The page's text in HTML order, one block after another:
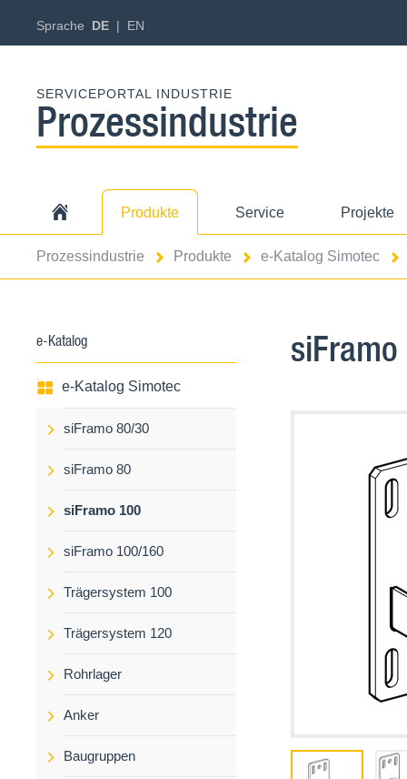
Sprache DE EN
SERVICEPORTAL INDUSTRIE
Prozessindustrie
Produkte Service Projekte
Prozessindustrie Produkte e-Katalog Simotec
e-Katalog
e-Katalog Simotec
siFramo 80/30
siFramo 80
siFramo 100
siFramo 100/160
Trägersystem 100
Trägersystem 120
Rohrlager
Anker
Baugruppen
siFramo